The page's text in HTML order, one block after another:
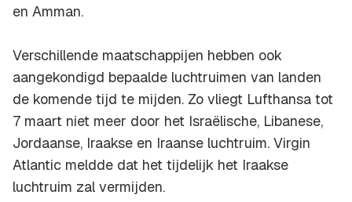
en Amman.
Verschillende maatschappijen hebben ook
aangekondigd bepaalde luchtruimen van landen
de komende tijd te mijden. Zo vliegt Lufthansa tot
7 maart niet meer door het Israëlische, Libanese,
Jordaanse, Iraakse en Iraanse luchtruim. Virgin
Atlantic meldde dat het tijdelijk het Iraakse
luchtruim zal vermijden.